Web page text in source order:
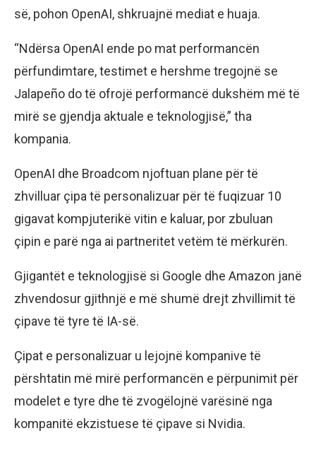
së, pohon OpenAI, shkruajnë mediat e huaja.
“Ndërsa OpenAI ende po mat performancën
përfundimtare, testimet e hershme tregojnë se
Jalapeño do të ofrojë performancë dukshëm më të
mirë se gjendja aktuale e teknologjisë,” tha
kompania.
OpenAI dhe Broadcom njoftuan plane për të
zhvilluar çipa të personalizuar për të fuqizuar 10
gigavat kompjuterikë vitin e kaluar, por zbuluan
çipin e parë nga ai partneritet vetëm të mërkurën.
Gjigantët e teknologjisë si Google dhe Amazon janë
zhvendosur gjithnjë e më shumë drejt zhvillimit të
çipave të tyre të IA-së.
Çipat e personalizuar u lejojnë kompanive të
përshtatin më mirë performancën e përpunimit për
modelet e tyre dhe të zvogëlojnë varësinë nga
kompanitë ekzistuese të çipave si Nvidia.